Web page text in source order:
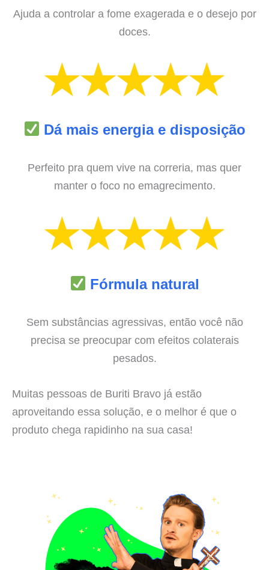
Ajuda a controlar a fome exagerada e o desejo por
doces.
Dá mais energia e disposição
Perfeito pra quem vive na correria, mas quer
manter o foco no emagrecimento.
Fórmula natural
Sem substâncias agressivas, então você não
precisa se preocupar com efeitos colaterais
pesados.
Muitas pessoas de Buriti Bravo já estão
aproveitando essa solução, e o melhor é que o
produto chega rapidinho na sua casa!